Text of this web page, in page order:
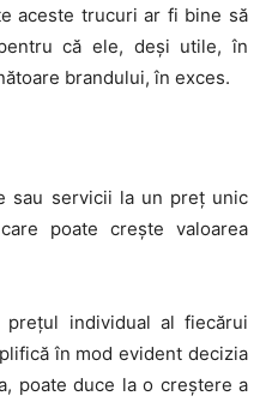
aceste trucuri ar fi bine să
că ele, deși utile, în
brandului, în exces.
sau servicii la un preț unic
poate crește valoarea
individual al fiecărui
în mod evident decizia
poate duce la o creștere a